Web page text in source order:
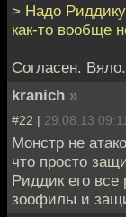
> Надо Риддику
как-то вообще
Согласен. Вяло.
kranich »
#22 | 29.08.13 09:11
Монстр не
что просто
Риддик его все
зоофилы и